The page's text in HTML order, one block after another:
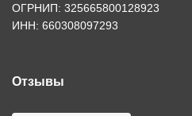
ОГРНИП: 325665800128923
ИНН: 660308097293
Отзывы